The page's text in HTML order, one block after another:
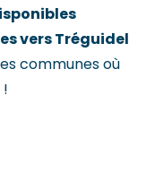
vers Tréguidel
communes où